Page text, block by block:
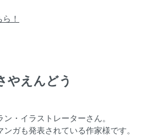
！
えんどう
・イラストレーターさん。
ガも発表されている作家様です。